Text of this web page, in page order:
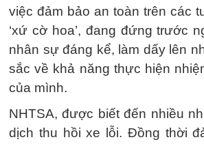
việc đảm bảo an toàn trên các
‘xứ cờ hoa’, đang đứng trước
nhân sự đáng kể, làm dấy lên
sắc về khả năng thực hiện
của mình.
NHTSA, được biết đến nhiều
dịch thu hồi xe lỗi. Đồng thời